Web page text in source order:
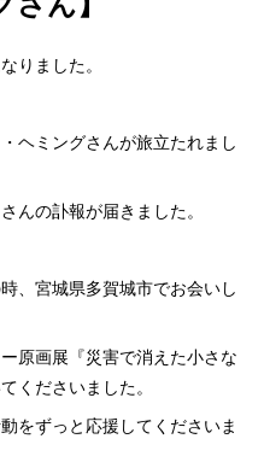
りました。
ヘミングさんが旅立たれまし
んの訃報が届きました。
、宮城県多賀城市でお会いし
原画展『災害で消えた小さな
くださいました。
をずっと応援してくださいま